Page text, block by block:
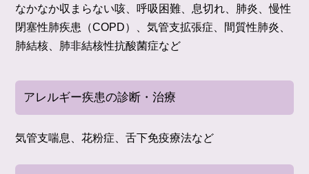
なかなか収まらない咳、呼吸困難、息切れ、肺炎、慢性
閉塞性肺疾患（COPD）、気管支拡張症、間質性肺炎、
肺結核、肺非結核性抗酸菌症など
アレルギー疾患の診断・治療
気管支喘息、花粉症、舌下免疫療法など